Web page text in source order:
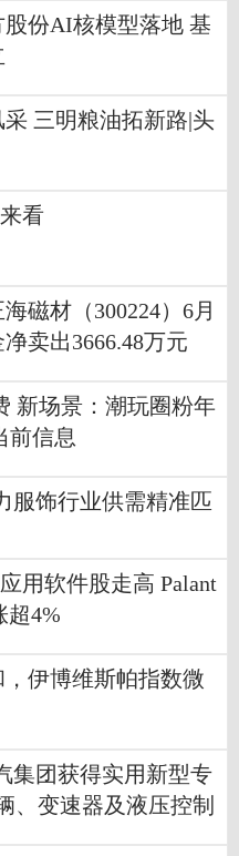
份AI核模型落地 基
三明粮油拓新路|头
看
磁材（300224）6月
卖出3666.48万元
新场景：潮玩圈粉年
前信息
服饰行业供需精准匹
用软件股走高 Palant
超4%
伊博维斯帕指数微
集团获得实用新型专
、变速器及液压控制